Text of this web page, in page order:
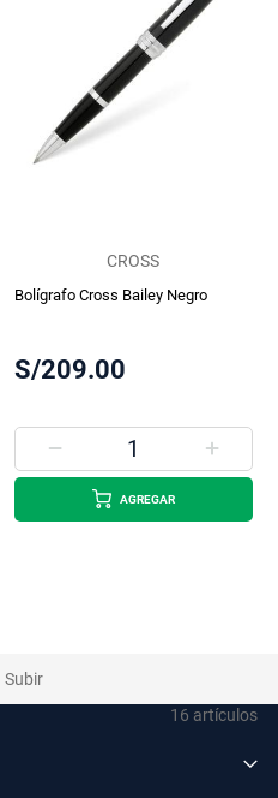
16 artículos
CROSS
Bolígrafo Cross Bailey Negro
S/209.00
AGREGAR
Subir